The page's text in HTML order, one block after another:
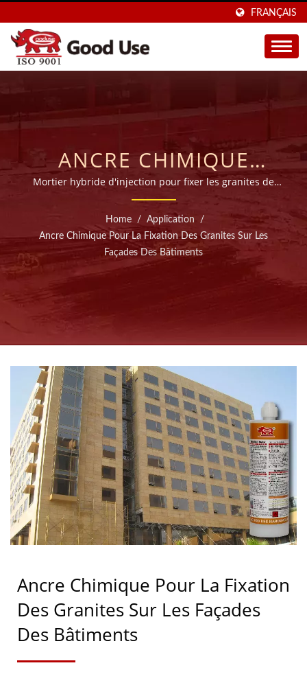
FRANÇAIS
ANCRE CHIMIQUE
POUR LA FIXATION DES
GRANITES SUR LES
FAÇADES DE
BÂTIMENTS |
MORTIERS ADHÉSIFS
INJECTABLES DEPUIS 20
ANS À TAÏWAN | GOOD
USE
Mortier hybride d'injection pour fixer les granites de
façadeBasée à Taïwan, notre usine apporte plus de 28
ans d'expertise dans la fabrication d'ancrages
chimiques de haute qualité (mortier d'injection),
exportant vers plus de 45 pays dans le monde.
Home / Application
/
Ancre Chimique Pour La Fixation Des Granites Sur Les
Façades Des Bâtiments
Ancre Chimique Pour La Fixation
Des Granites Sur Les Façades
Des Bâtiments